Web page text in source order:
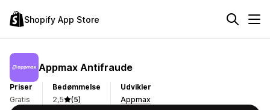
Shopify App Store
Appmax Antifraude
Priser
Gratis
Bedømmelse
2,5
(5)
Udvikler
Appmax